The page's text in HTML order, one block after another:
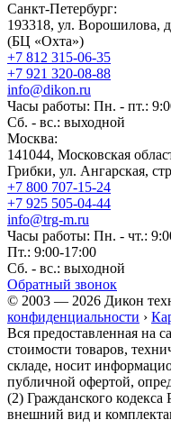
Санкт-Петербург:
193318, ул. Ворошилова,
(БЦ «Охта»)
+7 812 315-06-35
+7 921 320-08-88
info@dikon.ru
Часы работы: Пн. - пт.:
Сб. - вс.: выходной
Москва:
141044, Московская
Грибки, ул. Ангарская,
+7 800 707-15-24
+7 925 505-04-44
info@trg-m.ru
Часы работы: Пн. - чт.:
Пт.: 9:00-17:00
Сб. - вс.: выходной
Обратный звонок
© 2003 — 2026 Дикон
конфиденциальности ›
Вся предоставленная на
стоимости товаров,
складе, носит
публичной офертой,
(2) Гражданского
внешний вид и